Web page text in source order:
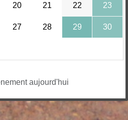
20 21 22 23
27 28 29 30
aujourd'hui